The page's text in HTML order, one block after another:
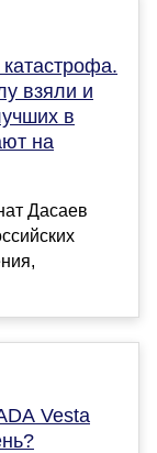
взяли и
в
на
Дасаев
Vesta